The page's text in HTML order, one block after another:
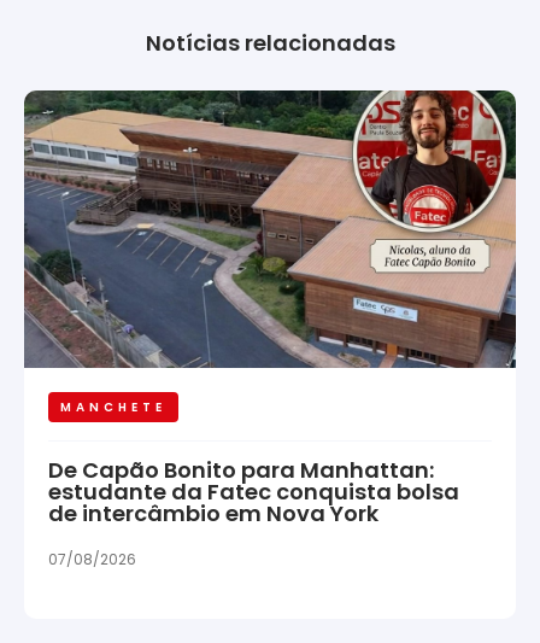
Notícias relacionadas
MANCHETE
De Capão Bonito para Manhattan:
estudante da Fatec conquista bolsa
de intercâmbio em Nova York
07/08/2026